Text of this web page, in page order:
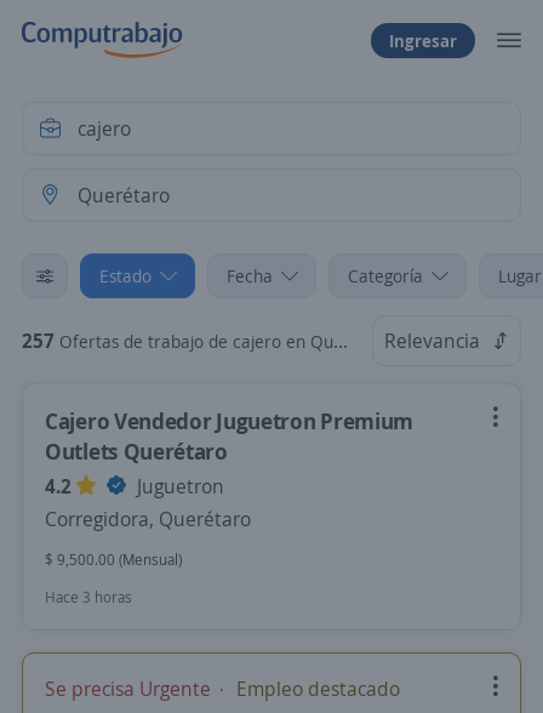
Ingresar
Estado Fecha Categoría
257 Ofertas de trabajo de cajero en Querétaro Relevancia
Cajero Vendedor Juguetron Premium
Outlets Querétaro
4.2
Juguetron
Corregidora, Querétaro
$ 9,500.00 (Mensual)
Hace 3 horas
Se precisa Urgente Empleo destacado